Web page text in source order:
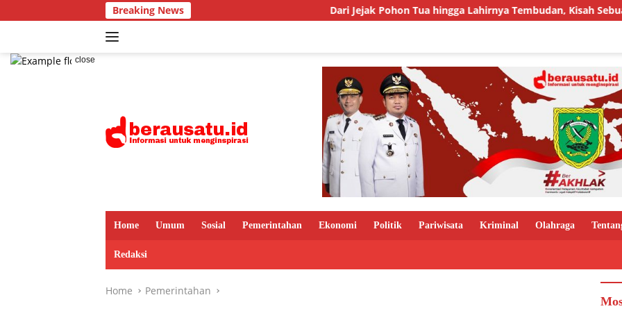
to
Breaking News Dari Jejak Pohon Tua hingga Lahirnya Tembudan, Kisah Sebuah
close
Home Umum Sosial Pemerintahan Ekonomi Politik Pariwisata Kriminal Olahraga
Redaksi
Home Pemerintahan